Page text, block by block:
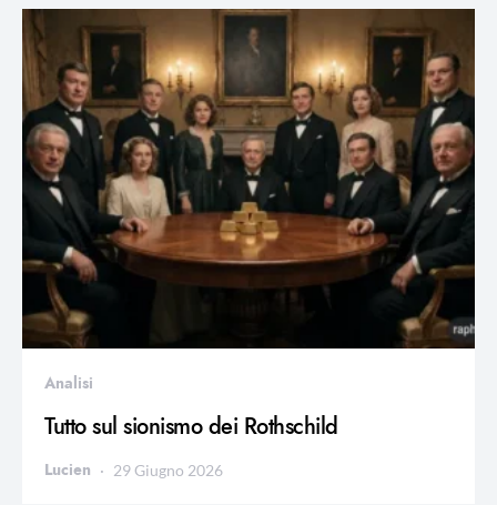
Analisi
Tutto sul sionismo dei Rothschild
Lucien 29 Giugno 2026